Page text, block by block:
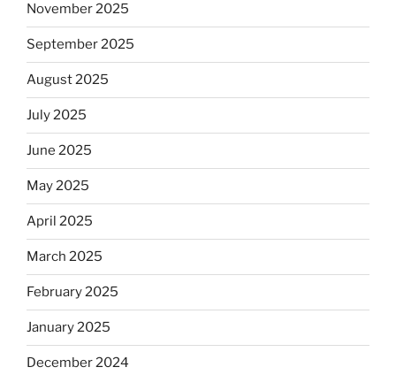
November 2025
September 2025
August 2025
July 2025
June 2025
May 2025
April 2025
March 2025
February 2025
January 2025
December 2024